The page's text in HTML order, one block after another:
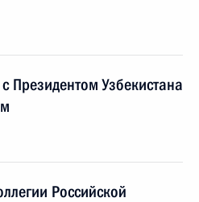
Президентом Узбекистана
Российской